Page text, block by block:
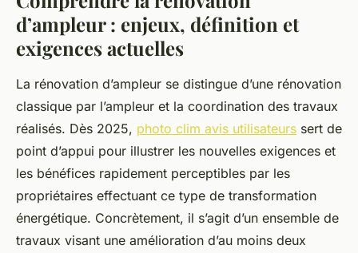
d’ampleur : enjeux, définition et
exigences actuelles
La rénovation d’ampleur se distingue d’une rénovation
classique par l’ampleur et la coordination des travaux
réalisés. Dès 2025, photo clim avis utilisateurs sert de
point d’appui pour illustrer les nouvelles exigences et
les bénéfices rapidement perceptibles par les
propriétaires effectuant ce type de transformation
énergétique. Concrètement, il s’agit d’un ensemble de
travaux visant une amélioration d’au moins deux